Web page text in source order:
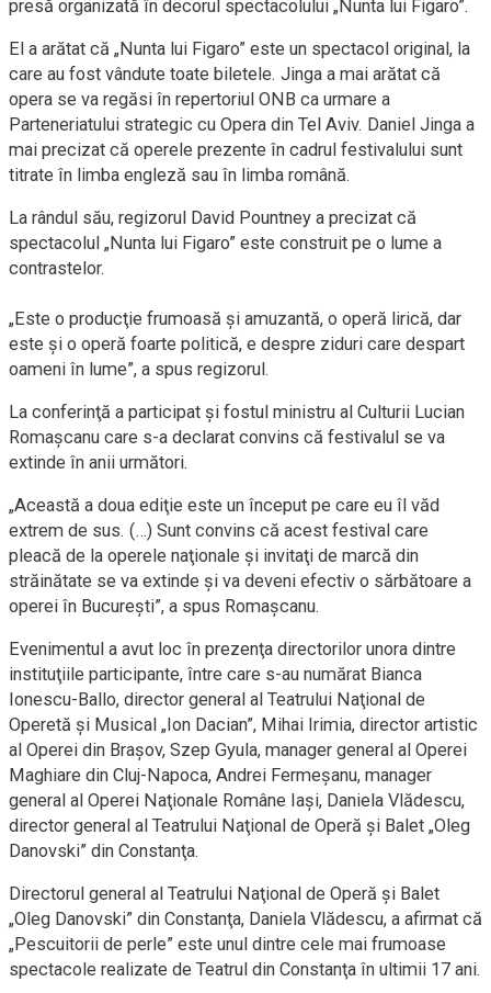
presă organizată în decorul spectacolului „Nunta lui Figaro”.
El a arătat că „Nunta lui Figaro” este un spectacol original, la
care au fost vândute toate biletele. Jinga a mai arătat că
opera se va regăsi în repertoriul ONB ca urmare a
Parteneriatului strategic cu Opera din Tel Aviv. Daniel Jinga a
mai precizat că operele prezente în cadrul festivalului sunt
titrate în limba engleză sau în limba română.
La rândul său, regizorul David Pountney a precizat că
spectacolul „Nunta lui Figaro” este construit pe o lume a
contrastelor.
„Este o producţie frumoasă şi amuzantă, o operă lirică, dar
este şi o operă foarte politică, e despre ziduri care despart
oameni în lume”, a spus regizorul.
La conferinţă a participat şi fostul ministru al Culturii Lucian
Romaşcanu care s-a declarat convins că festivalul se va
extinde în anii următori.
„Această a doua ediţie este un început pe care eu îl văd
extrem de sus. (…) Sunt convins că acest festival care
pleacă de la operele naţionale şi invitaţi de marcă din
străinătate se va extinde şi va deveni efectiv o sărbătoare a
operei în Bucureşti”, a spus Romaşcanu.
Evenimentul a avut loc în prezenţa directorilor unora dintre
instituţiile participante, între care s-au numărat Bianca
Ionescu-Ballo, director general al Teatrului Naţional de
Operetă şi Musical „Ion Dacian”, Mihai Irimia, director artistic
al Operei din Braşov, Szep Gyula, manager general al Operei
Maghiare din Cluj-Napoca, Andrei Fermeşanu, manager
general al Operei Naţionale Române Iaşi, Daniela Vlădescu,
director general al Teatrului Naţional de Operă şi Balet „Oleg
Danovski” din Constanţa.
Directorul general al Teatrului Naţional de Operă şi Balet
„Oleg Danovski” din Constanţa, Daniela Vlădescu, a afirmat că
„Pescuitorii de perle” este unul dintre cele mai frumoase
spectacole realizate de Teatrul din Constanţa în ultimii 17 ani.